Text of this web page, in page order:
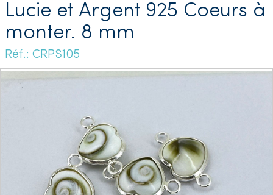
Lucie et Argent 925 Coeurs à
monter. 8 mm
Réf.: CRPS105